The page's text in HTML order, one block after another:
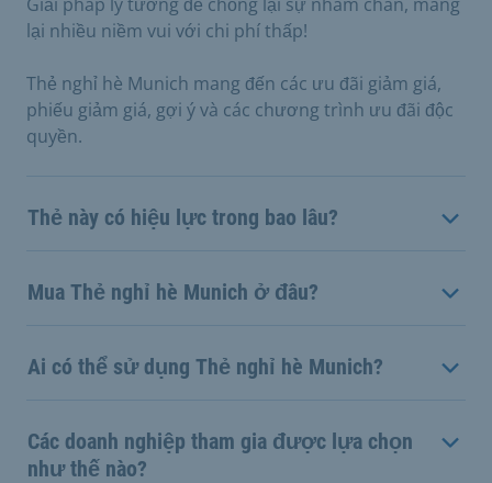
lại nhiều niềm vui với chi phí thấp!
Thẻ nghỉ hè Munich mang đến các ưu đãi giảm giá,
phiếu giảm giá, gợi ý và các chương trình ưu đãi độc
quyền.
Thẻ này có hiệu lực trong bao lâu?
Mua Thẻ nghỉ hè Munich ở đâu?
Ai có thể sử dụng Thẻ nghỉ hè Munich?
Các doanh nghiệp tham gia được lựa chọn
như thế nào?